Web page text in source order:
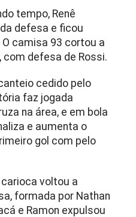
tempo, Renê
defesa e ficou
camisa 93 cortou a
com defesa de Rossi.
cedido pelo
faz jogada
na área, e em bola
e aumenta o
gol com pelo
voltou a
formada por Nathan
e Ramon expulsou